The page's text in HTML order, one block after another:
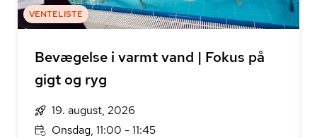
VENTELISTE
Bevægelse i varmt vand | Fokus på
gigt og ryg
19. august, 2026
Onsdag, 11:00 - 11:45